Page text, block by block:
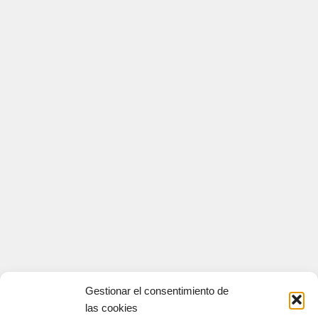
Gestionar el consentimiento de
las cookies